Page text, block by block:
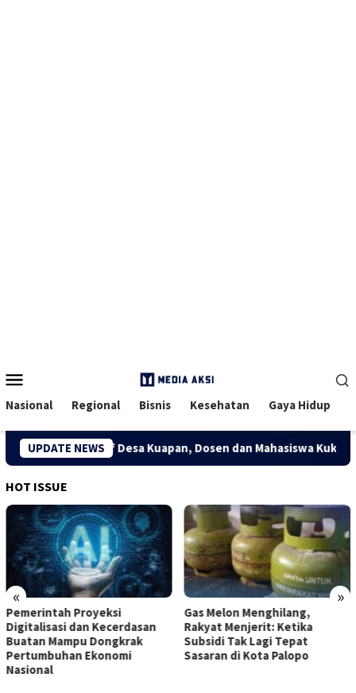
Mobile
Nasional Regional Bisnis Kesehatan Gaya Hidup
UPDATE NEWS
Ekonomi Kreatif Desa Kuapan, Dosen dan Mahasiswa Kukerta
HOT ISSUE
« »
Pemerintah Proyeksi
Digitalisasi dan Kecerdasan
Buatan Mampu Dongkrak
Pertumbuhan Ekonomi
Nasional
Gas Melon Menghilang,
Rakyat Menjerit: Ketika
Subsidi Tak Lagi Tepat
Sasaran di Kota Palopo